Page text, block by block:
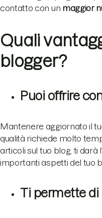
contatto con un maggior
Quali
blogger?
Puoi offrire
Mantenere aggiornato il
qualità richiede molto
articoli sul tuo blog, ti darà
importanti aspetti del tuo
Ti permette